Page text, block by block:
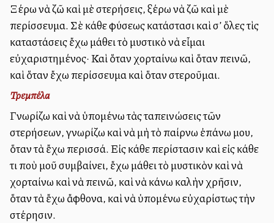
Ξέρω νὰ ζῶ καὶ μὲ στερήσεις, ξέρω νὰ ζῶ καὶ μὲ
περίσσευμα. Σὲ κάθε φύσεως κατάστασι καὶ σ’ ὅλες τὶς
καταστάσεις ἔχω μάθει τὸ μυστικὸ νὰ εἶμαι
εὐχαριστημένος· Καὶ ὅταν χορταίνω καὶ ὅταν πεινῶ,
καὶ ὅταν ἔχω περίσσευμα καὶ ὅταν στεροῦμαι.
Τρεμπέλα
Γνωρίζω καὶ νὰ ὑπομένω τὰς ταπεινώσεις τῶν
στερήσεων, γνωρίζω καὶ νὰ μὴ τὸ παίρνω ἐπάνω μου,
ὅταν τὰ ἔχω περισσά. Εἰς κάθε περίστασιν καὶ εἰς κάθε
τι ποὺ μοῦ συμβαίνει, ἔχω μάθει τὸ μυστικὸν καὶ νὰ
χορταίνω καὶ νὰ πεινῶ, καὶ νὰ κάνω καλὴν χρῆσιν,
ὅταν τὰ ἔχω ἄφθονα, καὶ νὰ ὑπομένω εὐχαρίστως τὴν
στέρησιν.